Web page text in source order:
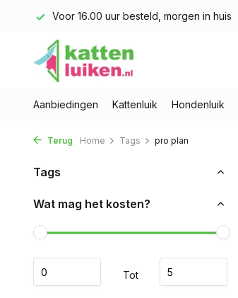
Voor 16.00 uur besteld, morgen in huis
Aanbiedingen Kattenluik Hondenluik
Terug Home Tags pro plan
Tags
Wat mag het kosten?
Tot